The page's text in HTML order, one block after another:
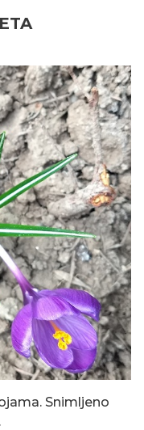
Snimljeno